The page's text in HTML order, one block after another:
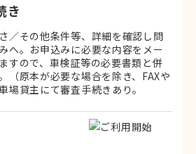
き
／その他条件等、詳細を確認し問
へ。お申込みに必要な内容をメー
すので、車検証等の必要書類と併
（原本が必要な場合を除き、FAXや
場貸主にて審査手続きあり。